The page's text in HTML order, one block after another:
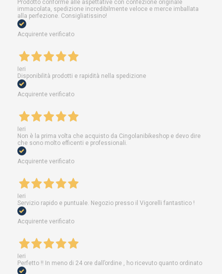
Prodotto conforme alle aspettative con confezione originale
immacolata, spedizione incredibilmente veloce e merce imballata
alla perfezione. Consigliatissino!
Acquirente verificato
Ieri
Disponibilità prodotti e rapidità nella spedizione
Acquirente verificato
Ieri
Non è la prima volta che acquisto da Cingolanibikeshop e devo dire
che sono molto efficenti e professionali.
Acquirente verificato
Ieri
Servizio rapido e puntuale. Negozio presso il Vigorelli fantastico !
Acquirente verificato
Ieri
Perfetto !! In meno di 24 ore dall’ordine , ho ricevuto quanto ordinato